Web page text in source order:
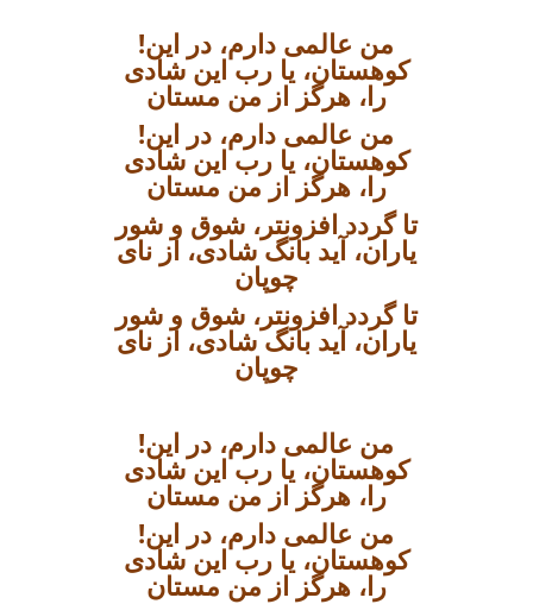
!من عالمی دارم، در این
کوهستان، یا رب این شادی
را، هرگز از من مستان
!من عالمی دارم، در این
کوهستان، یا رب این شادی
را، هرگز از من مستان
تا گردد افزونتر، شوق و شور
یاران، آید بانگ شادی، از نای
چوپان
تا گردد افزونتر، شوق و شور
یاران، آید بانگ شادی، از نای
چوپان
!من عالمی دارم، در این
کوهستان، یا رب این شادی
را، هرگز از من مستان
!من عالمی دارم، در این
کوهستان، یا رب این شادی
را، هرگز از من مستان